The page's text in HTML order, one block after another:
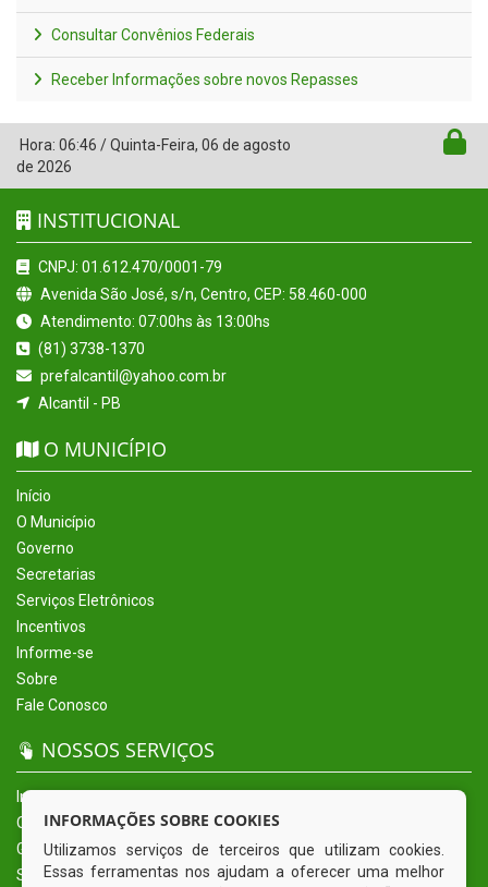
Consultar Convênios Federais
Receber Informações sobre novos Repasses
Hora: 06:46 /Quinta-Feira, 06 de agosto
de 2026
INSTITUCIONAL
CNPJ: 01.612.470/0001-79
Avenida São José, s/n, Centro, CEP: 58.460-000
Atendimento: 07:00hs às 13:00hs
(81) 3738-1370
prefalcantil@yahoo.com.br
Alcantil - PB
O MUNICÍPIO
Início
O Município
Governo
Secretarias
Serviços Eletrônicos
Incentivos
Informe-se
Sobre
Fale Conosco
NOSSOS SERVIÇOS
Início
O Município
Governo
Secretarias
INFORMAÇÕES SOBRE COOKIES
Utilizamos serviços de terceiros que utilizam cookies.
Essas ferramentas nos ajudam a oferecer uma melhor